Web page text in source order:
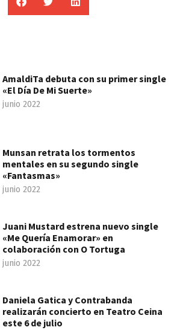
AmaldiTa debuta con su primer single
«El Día De Mi Suerte»
junio 2022
Munsan retrata los tormentos
mentales en su segundo single
«Fantasmas»
junio 2022
Juani Mustard estrena nuevo single
«Me Quería Enamorar» en
colaboración con O Tortuga
junio 2022
Daniela Gatica y Contrabanda
realizarán concierto en Teatro Ceina
este 6 de julio